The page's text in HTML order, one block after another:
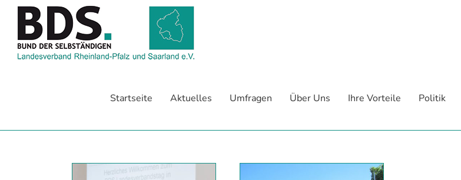
Zum
springen
Startseite Aktuelles Umfragen Über Uns Ihre Vorteile Politik